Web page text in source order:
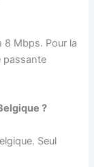
8 Mbps. Pour la
passante
?
Seul